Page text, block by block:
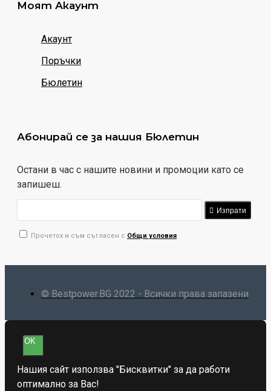
Моят Акаунт
Акаунт
Поръчки
Бюлетин
Абонирай се за нашия Бюлетин
Остани в час с нашите новини и промоции като се
запишеш.
Изпрати
Прочетох и съм съгласен с Общи условия
© Bestpower.BG 2022 - Всички права запазени
OK
Нашия сайт използва "Бисквитки" за да работи
оптимално за Вас!